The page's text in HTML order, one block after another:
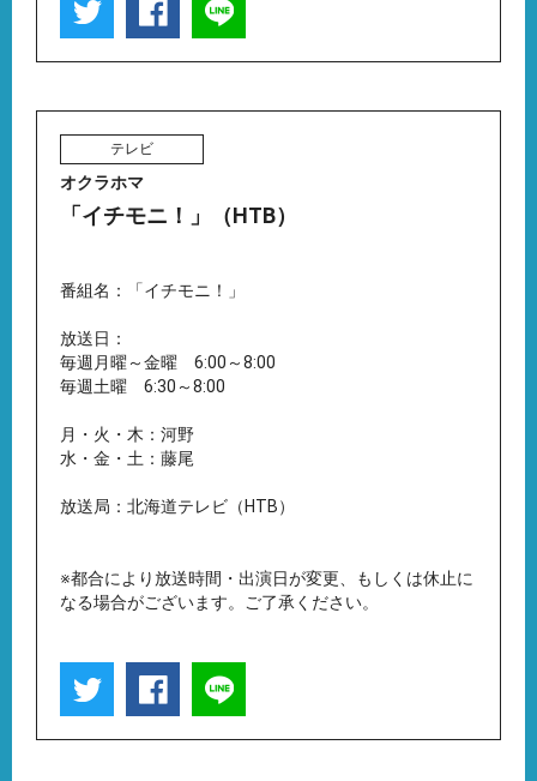
テレビ
オクラホマ
「イチモニ！」（HTB）
番組名：「イチモニ！」
放送日：
毎週月曜～金曜 6:00～8:00
毎週土曜 6:30～8:00
月・火・木：河野
水・金・土：藤尾
放送局：北海道テレビ（HTB）
※都合により放送時間・出演日が変更、もしくは休止に
なる場合がございます。ご了承ください。